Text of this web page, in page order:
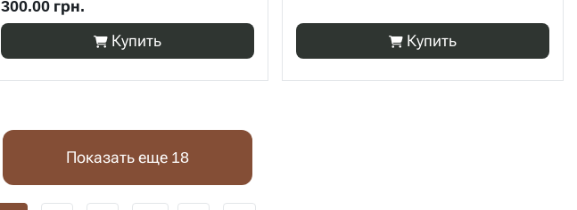
300.00 грн.
Купить
Купить
Показать еще 18